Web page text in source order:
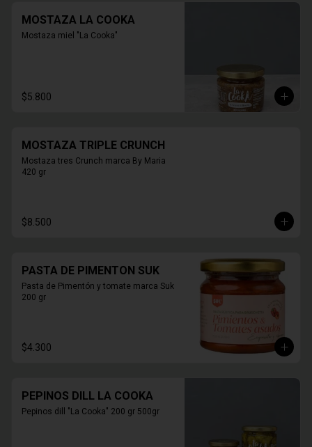
MOSTAZA LA COOKA
Mostaza miel "La Cooka"
$5.800
MOSTAZA TRIPLE CRUNCH
Mostaza tres Crunch marca By Maria
420 gr
$8.500
PASTA DE PIMENTON SUK
Pasta de Pimentón y tomate marca Suk
200 gr
$4.300
PEPINOS DILL LA COOKA
Pepinos dill "La Cooka" 200 gr 500gr